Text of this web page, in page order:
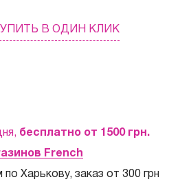
В ОДИН КЛИК
бесплатно от 1500 грн.
French
Харькову, заказ от 300 грн